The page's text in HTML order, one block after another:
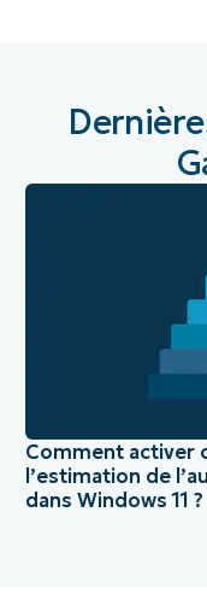
Comment activer
l’estimation de
dans Windows 11 ?